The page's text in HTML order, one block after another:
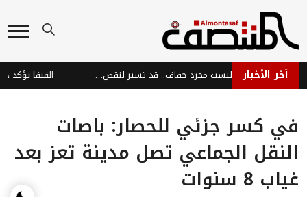
آخر الأخبار تشققات زوايا الفم: ليست مجرد جفاف.. قد تشير لنقص فيتامينات وحديد!
في كسر جزئي للحصار: باصات
النقل الجماعي تصل مدينة تعز بعد
غياب 8 سنوات